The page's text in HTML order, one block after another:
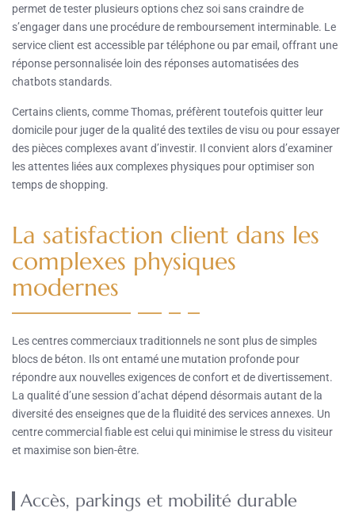
permet de tester plusieurs options chez soi sans craindre de
s’engager dans une procédure de remboursement interminable. Le
service client est accessible par téléphone ou par email, offrant une
réponse personnalisée loin des réponses automatisées des
chatbots standards.
Certains clients, comme Thomas, préfèrent toutefois quitter leur
domicile pour juger de la qualité des textiles de visu ou pour essayer
des pièces complexes avant d’investir. Il convient alors d’examiner
les attentes liées aux complexes physiques pour optimiser son
temps de shopping.
La satisfaction client dans les
complexes physiques
modernes
Les centres commerciaux traditionnels ne sont plus de simples
blocs de béton. Ils ont entamé une mutation profonde pour
répondre aux nouvelles exigences de confort et de divertissement.
La qualité d’une session d’achat dépend désormais autant de la
diversité des enseignes que de la fluidité des services annexes. Un
centre commercial fiable est celui qui minimise le stress du visiteur
et maximise son bien-être.
Accès, parkings et mobilité durable